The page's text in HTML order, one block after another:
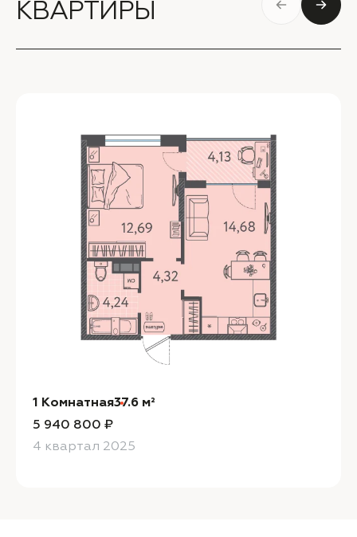
КВАРТИРЫ
1 Комнатная37.6 м²
5 940 800 ₽
4 квартал 2025